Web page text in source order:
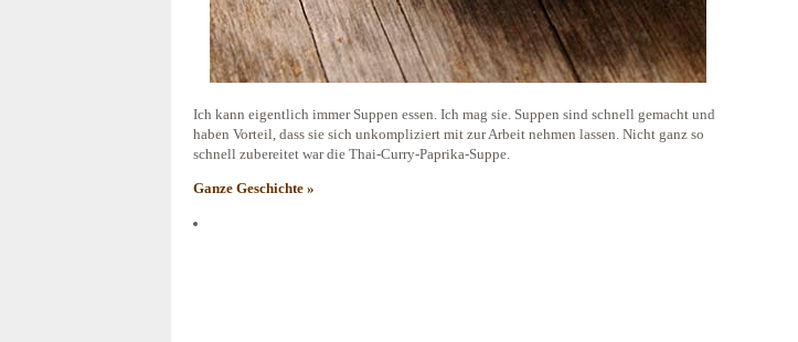
Ich kann eigentlich immer Suppen essen. Ich mag sie. Suppen sind schnell gemacht und
haben Vorteil, dass sie sich unkompliziert mit zur Arbeit nehmen lassen. Nicht ganz so
schnell zubereitet war die Thai-Curry-Paprika-Suppe.
Ganze Geschichte »